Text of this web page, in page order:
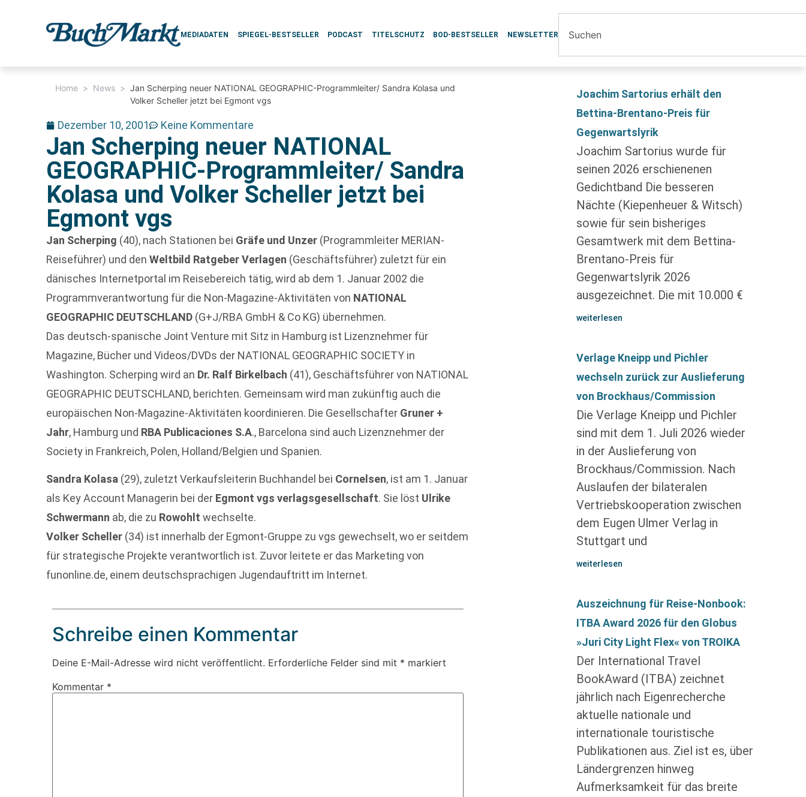
MEDIADATEN SPIEGEL-BESTSELLER PODCAST TITELSCHUTZ BOD-BESTSELLER NEWSLETTER
Home > News > Jan Scherping neuer NATIONAL GEOGRAPHIC-Programmleiter/ Sandra Kolasa und
Volker Scheller jetzt bei Egmont vgs
Dezember 10, 2001 Keine Kommentare
Jan Scherping neuer NATIONAL
GEOGRAPHIC-Programmleiter/ Sandra
Kolasa und Volker Scheller jetzt bei
Egmont vgs
Jan Scherping (40), nach Stationen bei Gräfe und Unzer (Programmleiter MERIAN-
Reiseführer) und denWeltbild Ratgeber Verlagen (Geschäftsführer) zuletzt für ein
dänisches Internetportal im Reisebereich tätig, wird ab dem 1. Januar 2002 die
Programmverantwortung für die Non-Magazine-Aktivitäten von NATIONAL
GEOGRAPHIC DEUTSCHLAND (G+J/RBA GmbH & Co KG) übernehmen.
Das deutsch-spanische Joint Venture mit Sitz in Hamburg ist Lizenznehmer für
Magazine, Bücher und Videos/DVDs der NATIONAL GEOGRAPHIC SOCIETY in
Washington. Scherping wird an Dr. Ralf Birkelbach (41), Geschäftsführer von NATIONAL
GEOGRAPHIC DEUTSCHLAND, berichten. Gemeinsam wird man zukünftig auch die
europäischen Non-Magazine-Aktivitäten koordinieren. Die Gesellschafter Gruner +
Jahr, Hamburg und RBA Publicaciones S.A., Barcelona sind auch Lizenznehmer der
Society in Frankreich, Polen, Holland/Belgien und Spanien.
Sandra Kolasa (29), zuletzt Verkaufsleiterin Buchhandel bei Cornelsen, ist am 1. Januar
als Key Account Managerin bei der Egmont vgs verlagsgesellschaft. Sie löst Ulrike
Schwermann ab, die zu Rowohlt wechselte.
Volker Scheller (34) ist innerhalb der Egmont-Gruppe zu vgs gewechselt, wo er seitdem
für strategische Projekte verantwortlich ist. Zuvor leitete er das Marketing von
funonline.de, einem deutschsprachigen Jugendauftritt im Internet.
Schreibe einen Kommentar
Deine E-Mail-Adresse wird nicht veröffentlicht. Erforderliche Felder sind mit * markiert
Kommentar *
Joachim Sartorius erhält den
Bettina-Brentano-Preis für
Gegenwartslyrik
Joachim Sartorius wurde für
seinen 2026 erschienenen
Gedichtband Die besseren
Nächte (Kiepenheuer & Witsch)
sowie für sein bisheriges
Gesamtwerk mit dem Bettina-
Brentano-Preis für
Gegenwartslyrik 2026
ausgezeichnet. Die mit 10.000 €
weiterlesen
Verlage Kneipp und Pichler
wechseln zurück zur Auslieferung
von Brockhaus/Commission
Die Verlage Kneipp und Pichler
sind mit dem 1. Juli 2026 wieder
in der Auslieferung von
Brockhaus/Commission. Nach
Auslaufen der bilateralen
Vertriebskooperation zwischen
dem Eugen Ulmer Verlag in
Stuttgart und
weiterlesen
Auszeichnung für Reise-Nonbook:
ITBA Award 2026 für den Globus
»Juri City Light Flex« von TROIKA
Der International Travel
BookAward (ITBA) zeichnet
jährlich nach Eigenrecherche
aktuelle nationale und
internationale touristische
Publikationen aus. Ziel ist es, über
Ländergrenzen hinweg
Aufmerksamkeit für das breite